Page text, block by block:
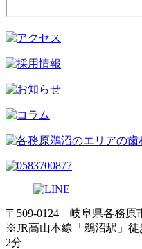
〒509-0124 岐阜県各務原
※JR高山本線「鵜沼駅」
2分